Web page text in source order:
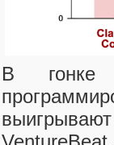
В гонке